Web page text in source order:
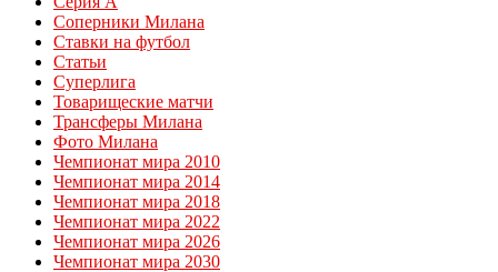
Соперники Милана
Ставки на футбол
Статьи
Суперлига
Товарищеские матчи
Трансферы Милана
Фото Милана
Чемпионат мира 2010
Чемпионат мира 2014
Чемпионат мира 2018
Чемпионат мира 2022
Чемпионат мира 2026
Чемпионат мира 2030